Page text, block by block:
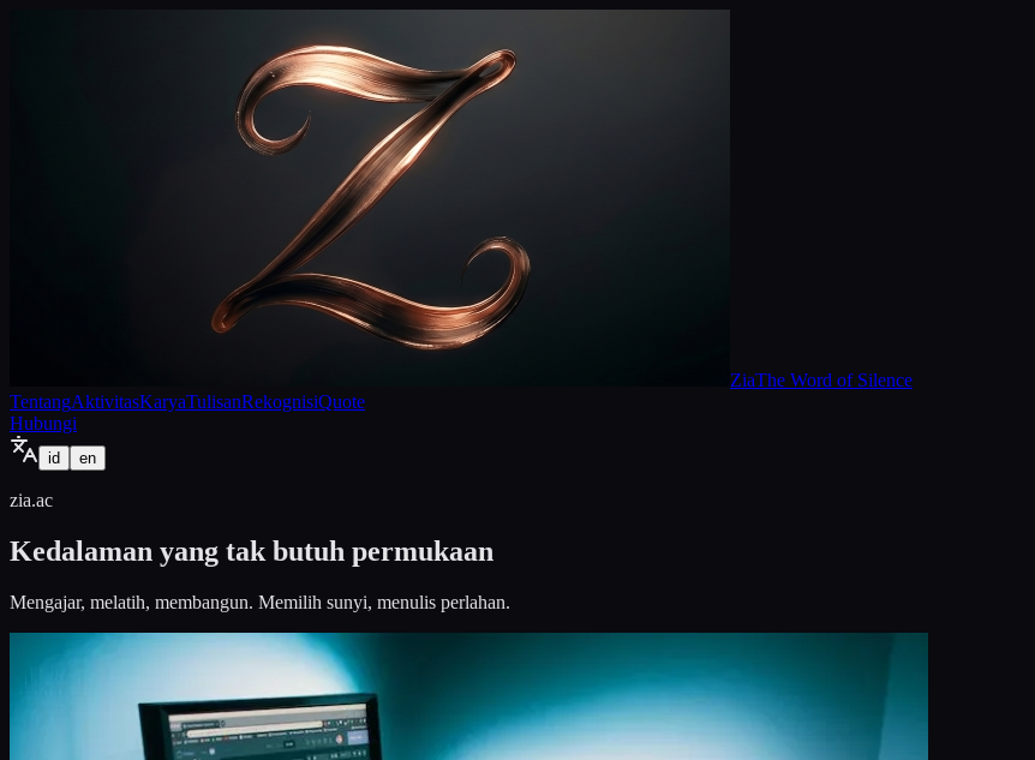
ZiaThe Word of Silence
TentangAktivitasKaryaTulisanRekognisiQuote
Hubungi
id en
zia.ac
Kedalaman yang tak butuh permukaan
Mengajar, melatih, membangun. Memilih sunyi, menulis perlahan.